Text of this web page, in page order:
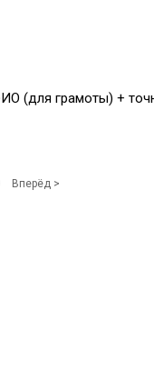
(для грамоты) +
Вперёд >